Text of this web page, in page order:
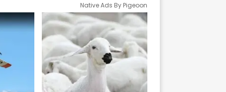
Native Ads By Pigeoon